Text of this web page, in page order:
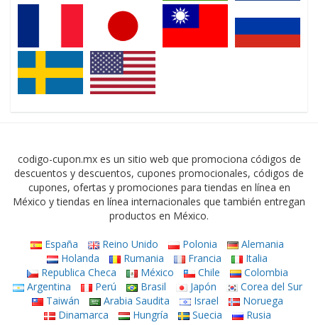
codigo-cupon.mx es un sitio web que promociona códigos de
descuentos y descuentos, cupones promocionales, códigos de
cupones, ofertas y promociones para tiendas en línea en
México y tiendas en línea internacionales que también entregan
productos en México.
España Reino Unido Polonia
Alemania
Holanda
Rumania Francia
Italia
Republica Checa
México Chile
Colombia
Argentina
Perú Brasil Japón
Corea del Sur
Taiwán
Arabia Saudita Israel
Noruega
Dinamarca
Hungría Suecia
Rusia